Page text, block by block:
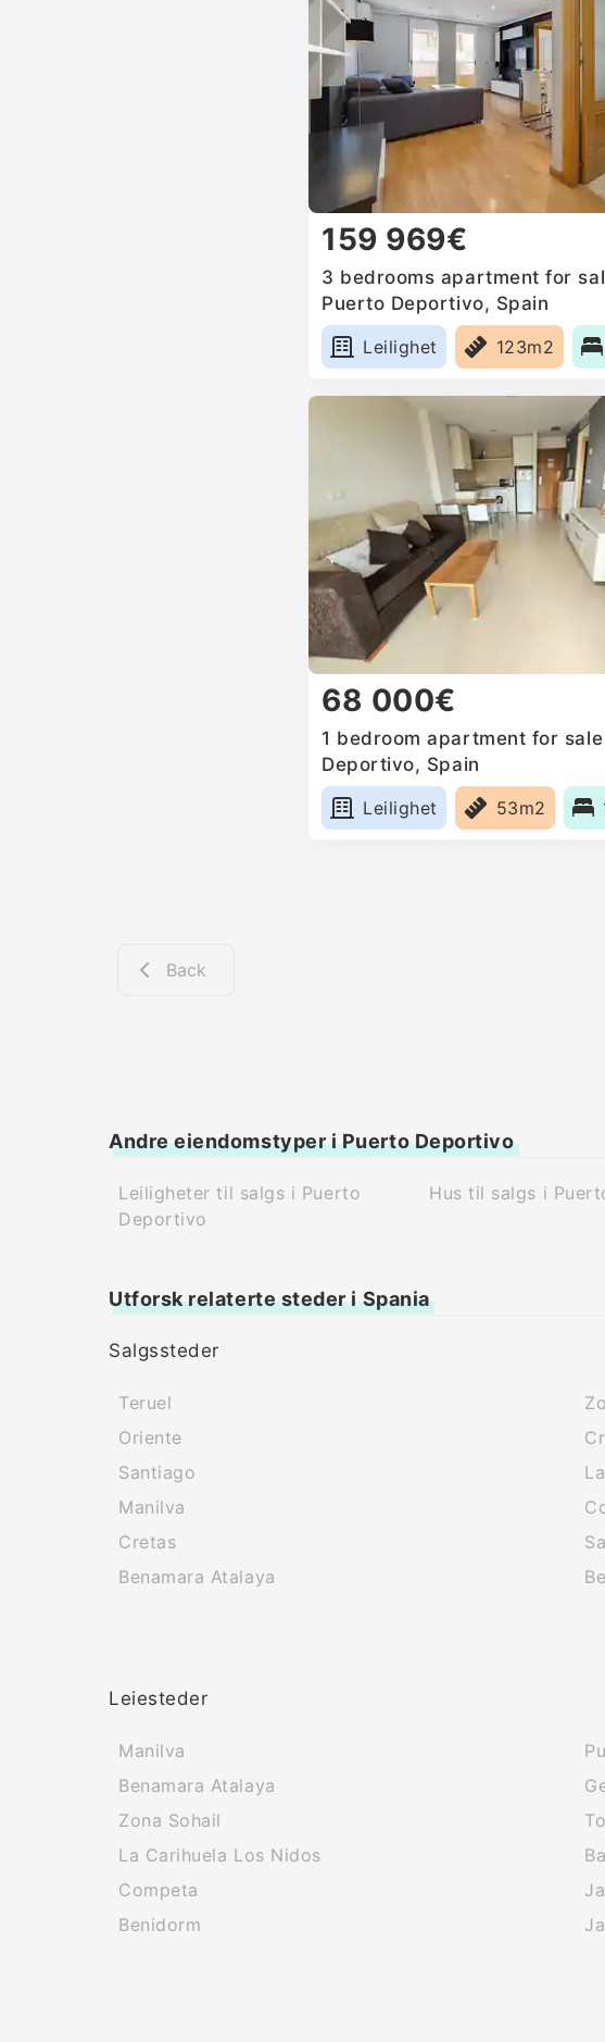
159 969€
3 bedrooms apartment for
Puerto Deportivo, Spain
Leilighet
123m2
68 000€
1 bedroom apartment for
Deportivo, Spain
Leilighet
53m2
Back
Andre eiendomstyper i Puerto Deportivo
Leiligheter til salgs i Puerto
Deportivo
Hus til salgs i
Utforsk relaterte steder i Spania
Salgssteder
Teruel
Oriente
Santiago
Manilva
Cretas
Benamara Atalaya
Leiesteder
Manilva
Benamara Atalaya
Zona Sohail
La Carihuela Los Nidos
Competa
Benidorm